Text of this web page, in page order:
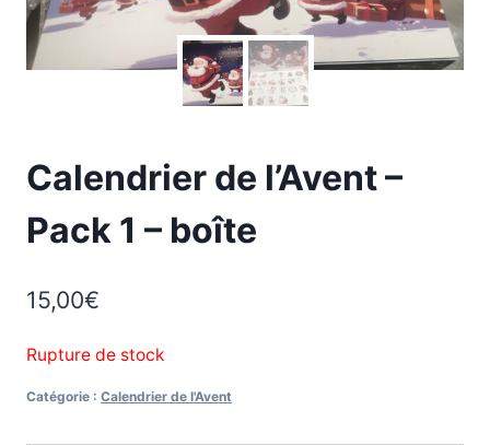
Calendrier de l’Avent –
Pack 1 – boîte
15,00€
Rupture de stock
Catégorie : Calendrier de l'Avent